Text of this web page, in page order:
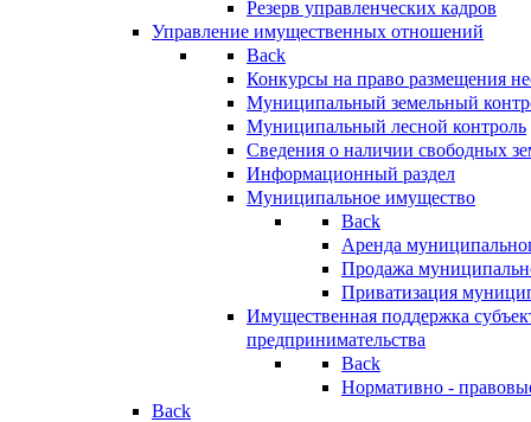
Резерв управленческих кадров
Управление имущественных отношений
Back
Конкурсы на право размещения
Муниципальный земельный
Муниципальный лесной контроль
Сведения о наличии свободных
Информационный раздел
Муниципальное имущество
Back
Аренда
Продажа
Приватизация
Имущественная поддержка
предпринимательства
Back
Нормативно -
Back